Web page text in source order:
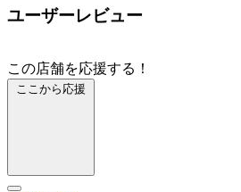
ユーザーレビュー
この店舗を応援する！
ここから応援